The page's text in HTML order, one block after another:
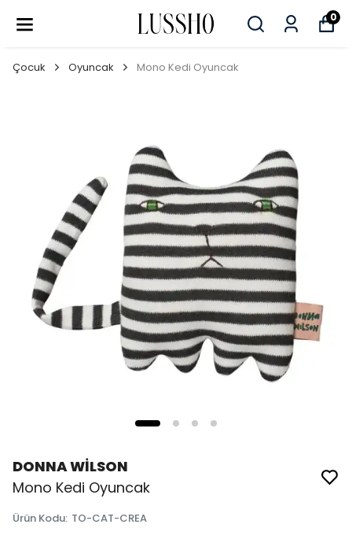
0
Çocuk Oyuncak Mono Kedi Oyuncak
DONNA WİLSON
Mono Kedi Oyuncak
Ürün Kodu: TO-CAT-CREA